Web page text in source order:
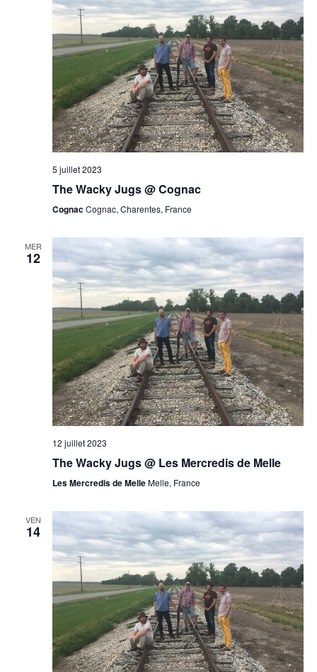
5 juillet 2023
The Wacky Jugs @ Cognac
CognacCognac, Charentes, France
MER
12
12 juillet 2023
The Wacky Jugs @ Les Mercredis de Melle
Les Mercredis de MelleMelle, France
VEN
14